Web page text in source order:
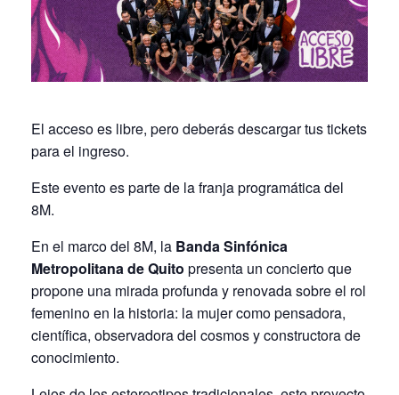
El acceso es libre, pero deberás descargar tus tickets
para el ingreso.
Este evento es parte de la franja programática del
8M.
En el marco del 8M, la Banda Sinfónica
Metropolitana de Quito presenta un concierto que
propone una mirada profunda y renovada sobre el rol
femenino en la historia: la mujer como pensadora,
científica, observadora del cosmos y constructora de
conocimiento.